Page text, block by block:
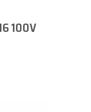
100V